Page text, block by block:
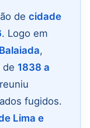
de cidade
. Logo em
Balaiada,
de 1838 a
fugidos.
Lima e